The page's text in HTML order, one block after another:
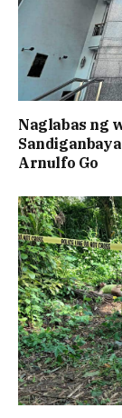
Naglabas ng
Arnulfo Go